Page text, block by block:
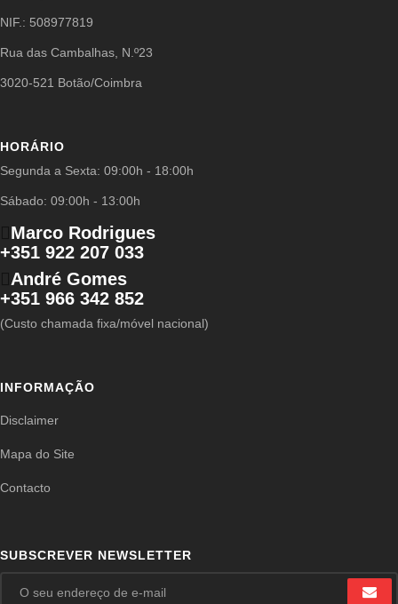
NIF.: 508977819
Rua das Cambalhas, N.º23
3020-521 Botão/Coimbra
HORÁRIO
Segunda a Sexta: 09:00h - 18:00h
Sábado: 09:00h - 13:00h
Marco Rodrigues
+351 922 207 033
André Gomes
+351 966 342 852
(Custo chamada fixa/móvel nacional)
INFORMAÇÃO
Disclaimer
Mapa do Site
Contacto
SUBSCREVER NEWSLETTER